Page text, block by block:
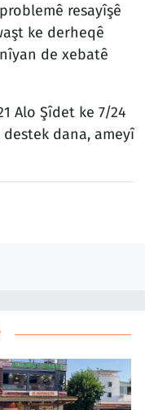
resayîşê
ke derheqê
de xebatê
Alo Şîdet ke 7/24
dana, ameyî